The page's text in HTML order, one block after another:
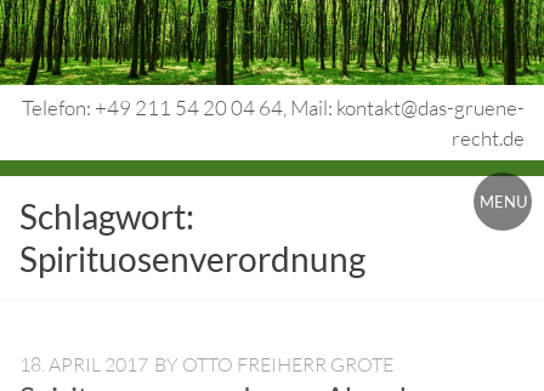
Skip
to
content
Telefon: +49 211 54 20 04 64, Mail: kontakt@das-gruene-
recht.de
Urheberrecht.
Medienrecht.
gewerbl.
MENU
Schlagwort:
Spirituosenverordnung
18. APRIL 2017 BY OTTO FREIHERR GROTE